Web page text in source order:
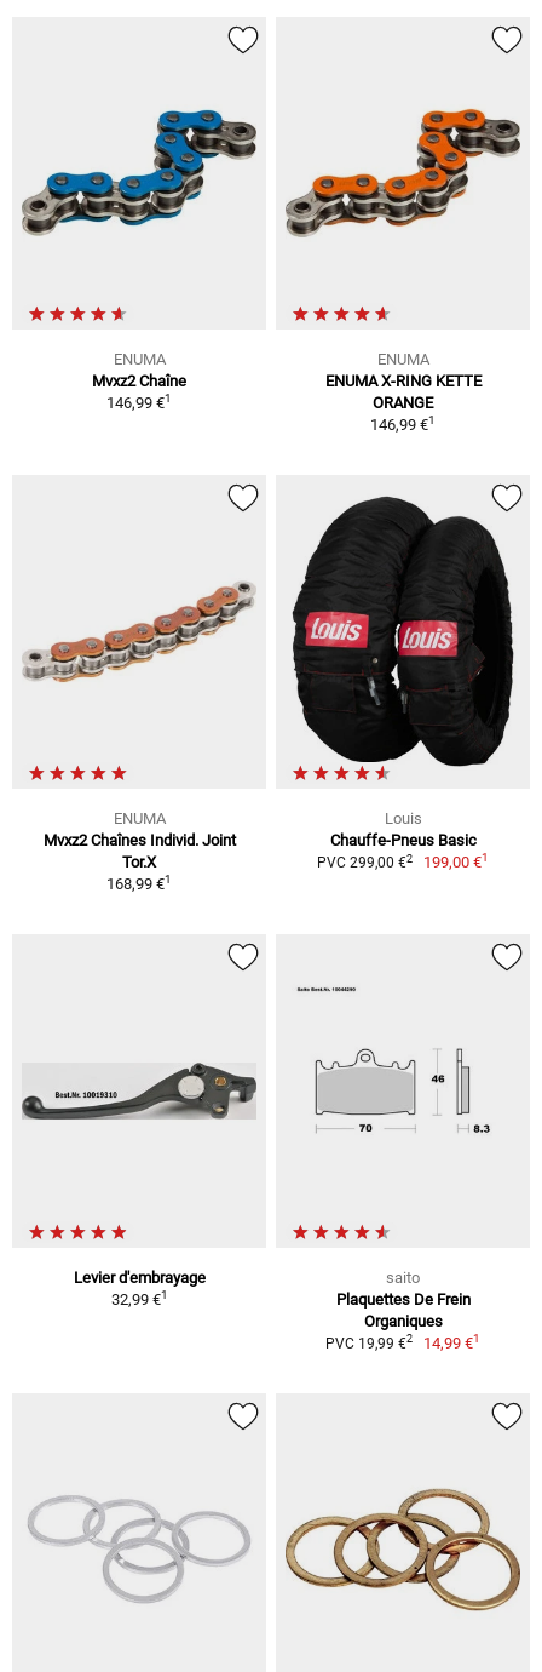
ENUMA
Mvxz2 Chaîne
146,99 €1
ENUMA
ENUMA X-RING KETTE
ORANGE
146,99 €1
ENUMA
Mvxz2 Chaînes Individ. Joint
Tor.X
168,99 €1
Louis
Chauffe-Pneus Basic
PVC 299,00 €2 199,00 €1
Levier d'embrayage
32,99 €1
saito
Plaquettes De Frein
Organiques
PVC 19,99 €2 14,99 €1